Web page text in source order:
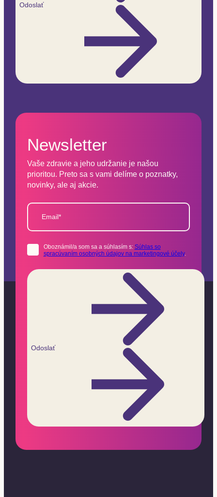
Odoslať
Newsletter
Vaše zdravie a jeho udržanie je našou
prioritou. Preto sa s vami delíme o poznatky,
novinky, ale aj akcie.
Email*
Oboznámil/a som sa a súhlasím s: Súhlas so
spracúvaním osobných údajov na marketingové účely.
Odoslať